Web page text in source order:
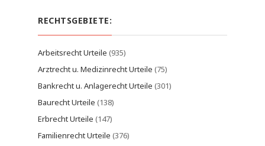
RECHTSGEBIETE:
Arbeitsrecht Urteile (935)
Arztrecht u. Medizinrecht Urteile (75)
Bankrecht u. Anlagerecht Urteile (301)
Baurecht Urteile (138)
Erbrecht Urteile (147)
Familienrecht Urteile (376)